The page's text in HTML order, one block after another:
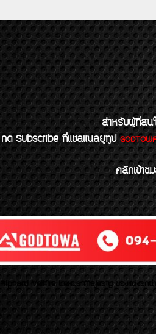
สำหรับผู้ที่สน
กด Subscribe ที่แชลแนลยูทูป
คลิกเข้าช
Alphard Vellfire Lexus Majesty ของเเต่งรถ